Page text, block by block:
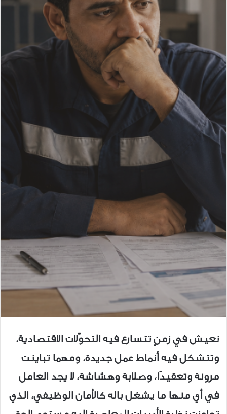
نعيش في زمنٍ تتسارع فيه التحوّلات الاقتصادية،
وتتشكل فيه أنماط عمل جديدة، ومهما تباينت
مرونة وتعقيدًا، وصلابة وهشاشة، لا يجد العامل
في أي منها ما يشغل باله كالأمان الوظيفي، الذي